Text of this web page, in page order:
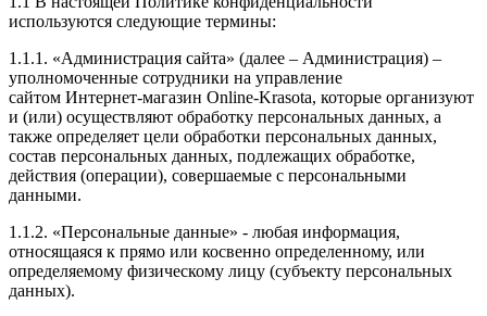
используются следующие термины:
1.1.1. «Администрация сайта» (далее – Администрация) –
уполномоченные сотрудники на управление
сайтом Интернет-магазин Online-Krasota, которые организуют
и (или) осуществляют обработку персональных данных, а
также определяет цели обработки персональных данных,
состав персональных данных, подлежащих обработке,
действия (операции), совершаемые с персональными
данными.
1.1.2. «Персональные данные» - любая информация,
относящаяся к прямо или косвенно определенному, или
определяемому физическому лицу (субъекту персональных
данных).